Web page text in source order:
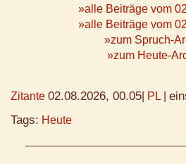
»alle Beiträge vom
»alle Beiträge vom
»zum Spruch-
»zum Heute-
Zitante 02.08.2026, 00.05 PL
Tags: Heute